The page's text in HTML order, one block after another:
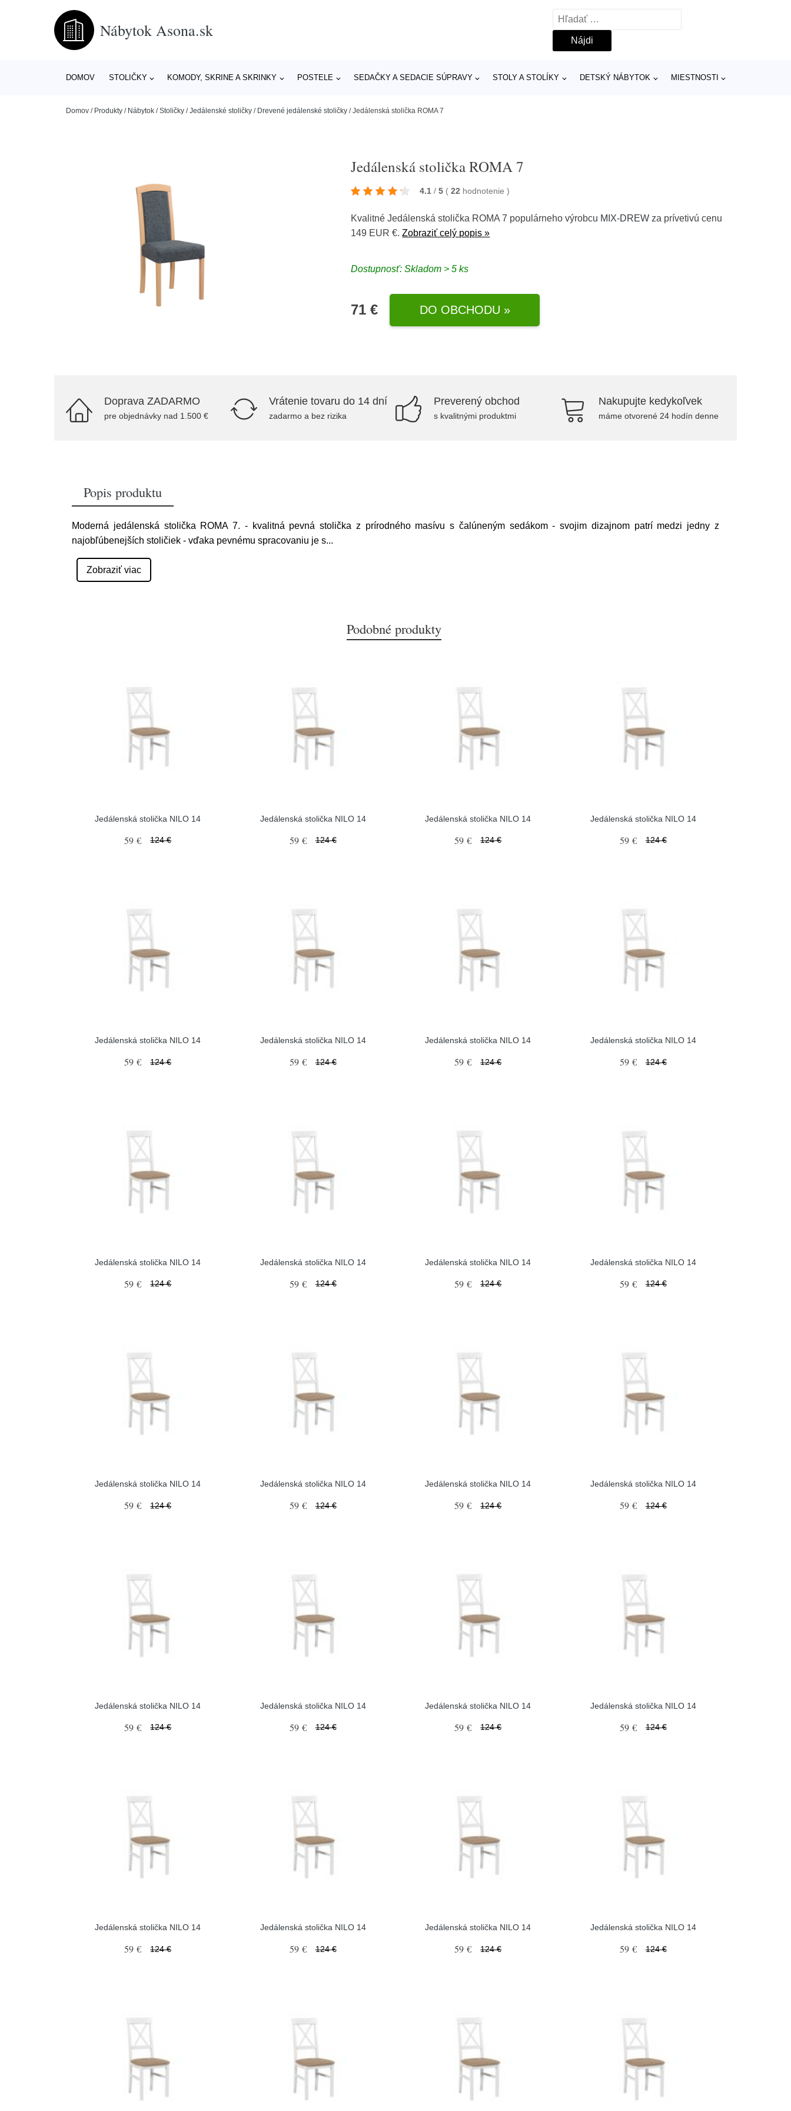
Nábytok Asona.sk
Hľadať:
DOMOV STOLIČKY KOMODY, SKRINE A SKRINKY POSTELE SEDAČKY A SEDACIE SÚPRAVY STOLY A STOLÍKY DETSKÝ NÁBYTOK MIESTNOSTI
Domov / Produkty / Nábytok /Stoličky /Jedálenské stoličky / Drevené jedálenské stoličky /Jedálenská stolička ROMA 7
Jedálenská stolička ROMA 7
4.1 / 5 ( 22 hodnotenie)
Kvalitné Jedálenská stolička ROMA 7 populárneho výrobcu MIX-DREW za prívetivú cenu
149 EUR €.Zobraziť celý popis »
Dostupnosť: Skladom > 5 ks
71 € DO OBCHODU »
Doprava ZADARMO
pre objednávky nad 1.500 €
Vrátenie tovaru do 14 dní
zadarmo a bez rizika
Preverený obchod
s kvalitnými produktmi
Nakupujte kedykoľvek
máme otvorené 24 hodín denne
Popis produktu
Moderná jedálenská stolička ROMA 7. - kvalitná pevná stolička z prírodného masívu s čalúneným sedákom - svojim dizajnom patrí medzi jedny z
najobľúbenejších stoličiek - vďaka pevnému spracovaniu je s...
Zobraziť viac
Podobné produkty
Jedálenská stolička NILO 14
59 € 124 €
Jedálenská stolička NILO 14
59 € 124 €
Jedálenská stolička NILO 14
59 € 124 €
Jedálenská stolička NILO 14
59 € 124 €
Jedálenská stolička NILO 14
59 € 124 €
Jedálenská stolička NILO 14
59 € 124 €
Jedálenská stolička NILO 14
59 € 124 €
Jedálenská stolička NILO 14
59 € 124 €
Jedálenská stolička NILO 14
59 € 124 €
Jedálenská stolička NILO 14
59 € 124 €
Jedálenská stolička NILO 14
59 € 124 €
Jedálenská stolička NILO 14
59 € 124 €
Jedálenská stolička NILO 14
59 € 124 €
Jedálenská stolička NILO 14
59 € 124 €
Jedálenská stolička NILO 14
59 € 124 €
Jedálenská stolička NILO 14
59 € 124 €
Jedálenská stolička NILO 14
59 € 124 €
Jedálenská stolička NILO 14
59 € 124 €
Jedálenská stolička NILO 14
59 € 124 €
Jedálenská stolička NILO 14
59 € 124 €
Jedálenská stolička NILO 14
59 € 124 €
Jedálenská stolička NILO 14
59 € 124 €
Jedálenská stolička NILO 14
59 € 124 €
Jedálenská stolička NILO 14
59 € 124 €